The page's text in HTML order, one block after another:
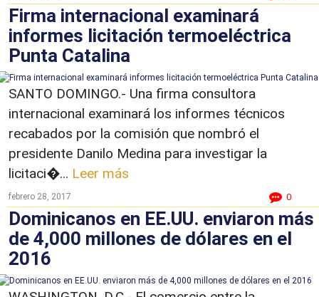
Firma internacional examinará
informes licitación termoeléctrica
Punta Catalina
SANTO DOMINGO.- Una firma consultora
internacional examinará los informes técnicos
recabados por la comisión que nombró el
presidente Danilo Medina para investigar la
licitaci�... Leer más
febrero 28, 2017 0
Dominicanos en EE.UU. enviaron más
de 4,000 millones de dólares en el
2016